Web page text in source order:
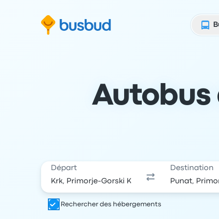
Autobus
Départ Destination
Rechercher des hébergements